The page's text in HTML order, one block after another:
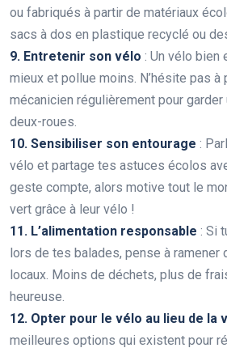
ou fabriqués à partir de matériaux
sacs à dos en plastique recyclé ou
9. Entretenir son vélo : Un vélo bien
mieux et pollue moins. N’hésite pas à
mécanicien régulièrement pour garder
deux-roues.
10. Sensibiliser son entourage :
vélo et partage tes astuces écolos
geste compte, alors motive tout le
vert grâce à leur vélo !
11. L’alimentation responsable : Si
lors de tes balades, pense à
locaux. Moins de déchets, plus de
heureuse.
12. Opter pour le vélo au lieu de la
meilleures options qui existent pour